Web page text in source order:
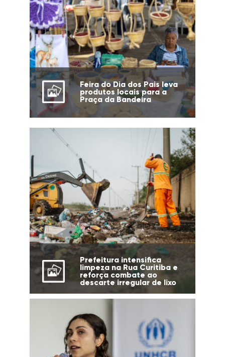
Feira do Dia dos Pais leva
produtos locais para a
Praça da Bandeira
Prefeitura intensifica
limpeza na Rua Curitiba e
reforça combate ao
descarte irregular de lixo